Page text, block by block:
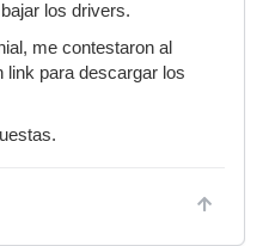
los drivers.
me contestaron al
link para descargar los